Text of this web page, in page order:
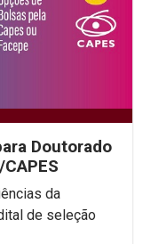
Doutorado
da
de seleção